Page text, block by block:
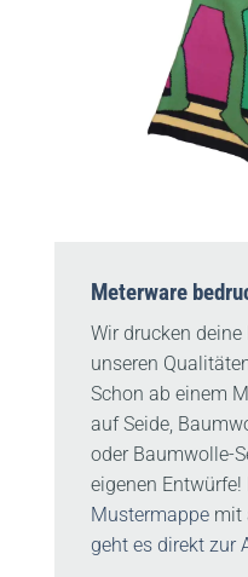
Meterware
Wir drucken
unseren
Schon ab einem
auf Seide,
oder Baumwolle-
eigenen Entwürfe!
Mustermappe mit
geht es direkt zur